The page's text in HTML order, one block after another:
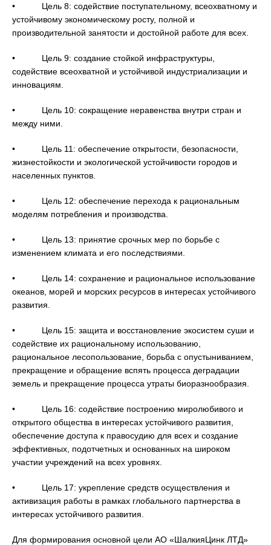
• Цель 8: содействие поступательному, всеохватному и
устойчивому экономическому росту, полной и
производительной занятости и достойной работе для всех.
• Цель 9: создание стойкой инфраструктуры,
содействие всеохватной и устойчивой индустриализации и
инновациям.
• Цель 10: сокращение неравенства внутри стран и
между ними.
• Цель 11: обеспечение открытости, безопасности,
жизнестойкости и экологической устойчивости городов и
населенных пунктов.
• Цель 12: обеспечение перехода к рациональным
моделям потребления и производства.
• Цель 13: принятие срочных мер по борьбе с
изменением климата и его последствиями.
• Цель 14: сохранение и рациональное использование
океанов, морей и морских ресурсов в интересах устойчивого
развития.
• Цель 15: защита и восстановление экосистем суши и
содействие их рациональному использованию,
рациональное лесопользование, борьба с опустыниванием,
прекращение и обращение вспять процесса деградации
земель и прекращение процесса утраты биоразнообразия.
• Цель 16: содействие построению миролюбивого и
открытого общества в интересах устойчивого развития,
обеспечение доступа к правосудию для всех и создание
эффективных, подотчетных и основанных на широком
участии учреждений на всех уровнях.
• Цель 17: укрепление средств осуществления и
активизация работы в рамках глобального партнерства в
интересах устойчивого развития.
Для формирования основной цели АО «ШалкияЦинк ЛТД»